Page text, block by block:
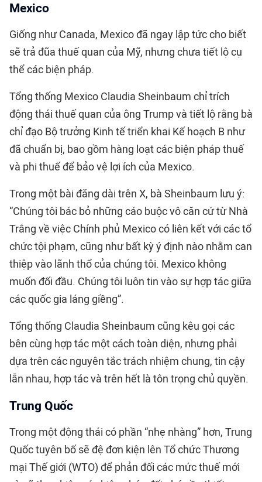
Mexico
Giống như Canada, Mexico đã ngay lập tức cho biết
sẽ trả đũa thuế quan của Mỹ, nhưng chưa tiết lộ cụ
thể các biện pháp.
Tổng thống Mexico Claudia Sheinbaum chỉ trích
động thái thuế quan của ông Trump và tiết lộ rằng bà
chỉ đạo Bộ trưởng Kinh tế triển khai Kế hoạch B như
đã chuẩn bị, bao gồm hàng loạt các biện pháp thuế
và phi thuế để bảo vệ lợi ích của Mexico.
Trong một bài đăng dài trên X, bà Sheinbaum lưu ý:
“Chúng tôi bác bỏ những cáo buộc vô căn cứ từ Nhà
Trắng về việc Chính phủ Mexico có liên kết với các tổ
chức tội phạm, cũng như bất kỳ ý định nào nhằm can
thiệp vào lãnh thổ của chúng tôi. Mexico không
muốn đối đầu. Chúng tôi luôn tin vào sự hợp tác giữa
các quốc gia láng giềng”.
Tổng thống Claudia Sheinbaum cũng kêu gọi các
bên cùng hợp tác một cách toàn diện, nhưng phải
dựa trên các nguyên tắc trách nhiệm chung, tin cậy
lẫn nhau, hợp tác và trên hết là tôn trọng chủ quyền.
Trung Quốc
Trong một động thái có phần “nhẹ nhàng” hơn, Trung
Quốc tuyên bố sẽ đệ đơn kiện lên Tổ chức Thương
mại Thế giới (WTO) để phản đối các mức thuế mới